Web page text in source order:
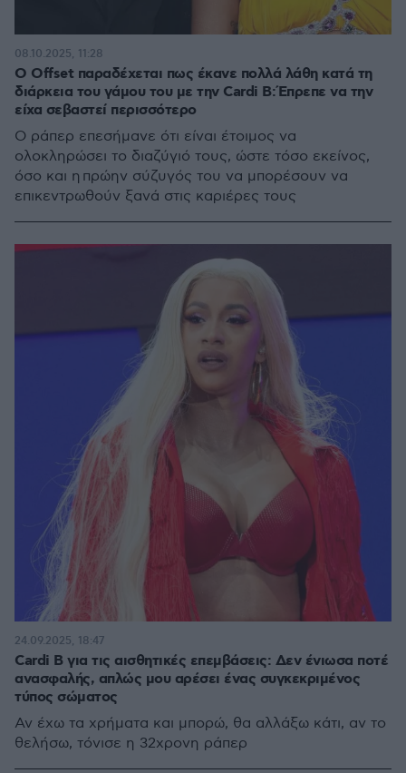
O Offset παραδέχεται πως έκανε πολλά λάθη κατά τη
διάρκεια του γάμου του με την Cardi B: Έπρεπε να την
είχα σεβαστεί περισσότερο
Ο ράπερ επεσήμανε ότι είναι έτοιμος να
ολοκληρώσει το διαζύγιό τους, ώστε τόσο εκείνος,
όσο και η πρώην σύζυγός του να μπορέσουν να
επικεντρωθούν ξανά στις καριέρες τους
08.10.2025, 11:28
Cardi B για τις αισθητικές επεμβάσεις: Δεν ένιωσα ποτέ
ανασφαλής, απλώς μου αρέσει ένας συγκεκριμένος
τύπος σώματος
Αν έχω τα χρήματα και μπορώ, θα αλλάξω κάτι, αν το
θελήσω, τόνισε η 32χρονη ράπερ
24.09.2025, 18:47